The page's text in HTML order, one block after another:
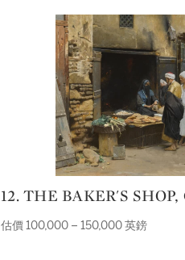
12. THE BAKER'S
估價 100,000 – 150,000 英鎊